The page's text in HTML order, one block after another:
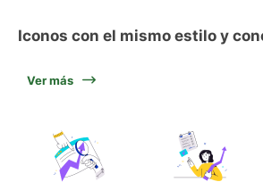
Iconos con el mismo estilo y
Ver más